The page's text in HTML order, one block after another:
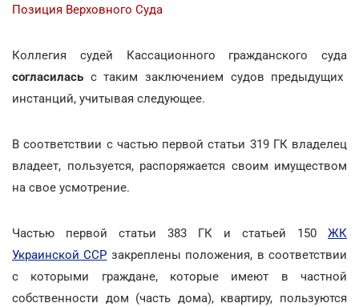
Позиция Верховного Суда
Коллегия судей Кассационного гражданского суда
согласилась с таким заключением судов предыдущих
инстанций, учитывая следующее.
В соответствии с частью первой статьи 319 ГК владелец
владеет, пользуется, распоряжается своим имуществом
на свое усмотрение.
Частью первой статьи 383 ГК и статьей 150 ЖК
Украинской ССР закреплены положения, в соответствии
с которыми граждане, которые имеют в частной
собственности дом (часть дома), квартиру, пользуются